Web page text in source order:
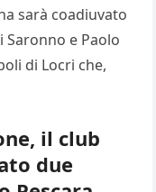
sarà coadiuvato
Saronno e Paolo
di Locri che,
il club
due